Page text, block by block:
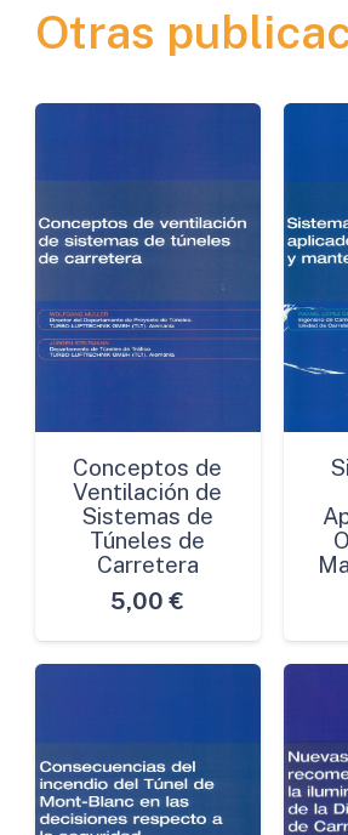
Otras
Conceptos de
Ventilación de
Sistemas de
Túneles de
Carretera
5,00 €